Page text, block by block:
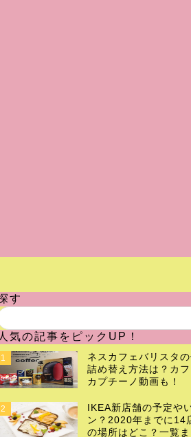
す
人気の記事をピックUP！
1
ネスカフェバリスタ
詰め替え方法は？カ
カプチーノ動画も！
2
IKEA新店舗の予定や
ン？2020年までに14
の場所はどこ？一覧ま